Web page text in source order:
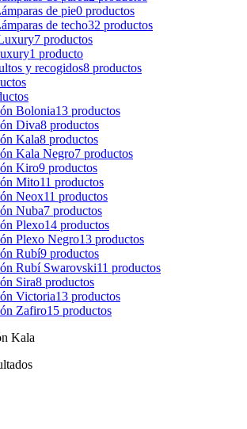
de pie0 productos
de techo32 productos
7 productos
1 producto
y recogidos8 productos
Bolonia13 productos
Diva8 productos
Kala8 productos
Kala Negro7 productos
Kiro9 productos
Mito11 productos
Neox11 productos
Nuba7 productos
Plexo14 productos
Plexo Negro13 productos
Rubí9 productos
Rubí Swarovski11 productos
Sira8 productos
Victoria13 productos
Zafiro15 productos
Kala